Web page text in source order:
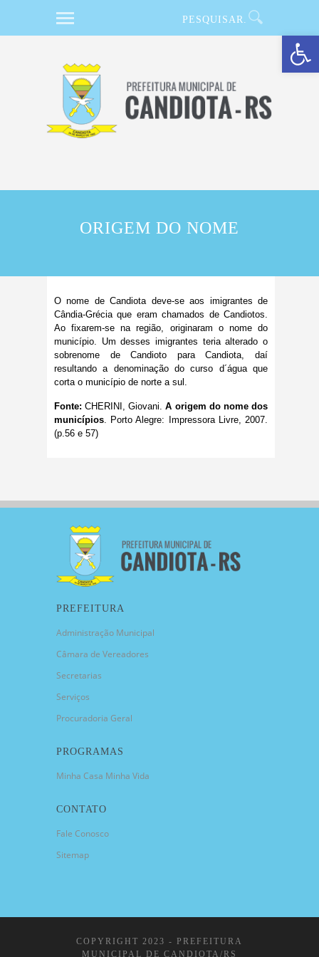
Barra de Ferramentas Aberta
ORIGEM DO NOME
O nome de Candiota deve-se aos imigrantes de
Cândia-Grécia que eram chamados de Candiotos.
Ao fixarem-se na região, originaram o nome do
município. Um desses imigrantes teria alterado o
sobrenome de Candioto para Candiota, daí
resultando a denominação do curso d´água que
corta o município de norte a sul.
Fonte: CHERINI, Giovani.A origem do nome dos
municípios. Porto Alegre: Impressora Livre, 2007.
(p.56 e 57)
PREFEITURA
Administração Municipal
Câmara de Vereadores
Secretarias
Serviços
Procuradoria Geral
PROGRAMAS
Minha Casa Minha Vida
CONTATO
Fale Conosco
Sitemap
COPYRIGHT 2023 - PREFEITURA
MUNICIPAL DE CANDIOTA/RS